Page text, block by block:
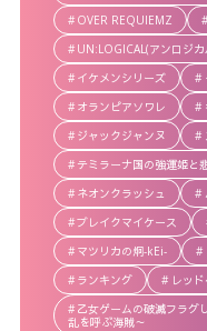
OVER REQUIEMZ
UN:LOGICAL(アンロジカ
イケメンシリーズ
オランピアソワレ
ジャックジャンヌ
テミラーナ国の強運姫と
ネオンクラッシュ
ブレイクマイケース
マツリカの炯-kEi-
ランキング
レッ
乙女ゲームの破滅フラグ
乱を呼ぶ海賊～